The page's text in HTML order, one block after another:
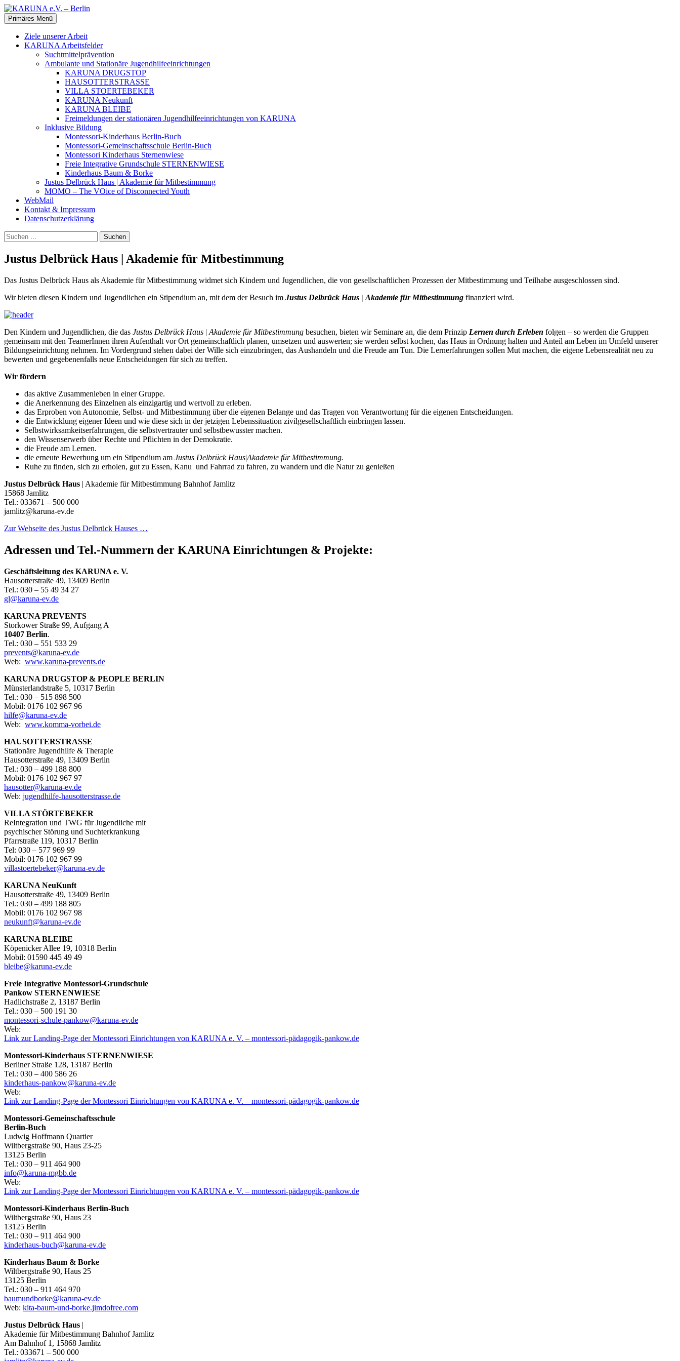
Zum
Inhalt
springen
KARUNA e.V. – Berlin
Suchen
Primäres Menü
Ziele unserer Arbeit
KARUNA Arbeitsfelder
Suchtmittelprävention
Ambulante und Stationäre Jugendhilfeeinrichtungen
KARUNA DRUGSTOP
HAUSOTTERSTRASSE
VILLA STOERTEBEKER
KARUNA Neukunft
KARUNA BLEIBE
Freimeldungen der stationären Jugendhilfeeinrichtungen von KARUNA
Inklusive Bildung
Montessori-Kinderhaus Berlin-Buch
Montessori-Gemeinschaftsschule Berlin-Buch
Montessori Kinderhaus Sternenwiese
Freie Integrative Grundschule STERNENWIESE
Kinderhaus Baum & Borke
Justus Delbrück Haus | Akademie für Mitbestimmung
MOMO – The VOice of Disconnected Youth
WebMail
Kontakt & Impressum
Datenschutzerklärung
Suchen
nach:
Justus Delbrück Haus | Akademie für Mitbestimmung
Das Justus Delbrück Haus als Akademie für Mitbestimmung widmet sich Kindern und Jugendlichen, die von gesellschaftlichen Prozessen der Mitbestimmung und Teilhabe ausgeschlossen sind.
Wir bieten diesen Kindern und Jugendlichen ein Stipendium an, mit dem der Besuch im Justus Delbrück Haus | Akademie für Mitbestimmung finanziert wird.
Den Kindern und Jugendlichen, die das Justus Delbrück Haus | Akademie für Mitbestimmung besuchen, bieten wir Seminare an, die dem Prinzip Lernen durch Erleben folgen – so werden die Gruppen
gemeinsam mit den TeamerInnen ihren Aufenthalt vor Ort gemeinschaftlich planen, umsetzen und auswerten; sie werden selbst kochen, das Haus in Ordnung halten und Anteil am Leben im Umfeld unserer
Bildungseinrichtung nehmen. Im Vordergrund stehen dabei der Wille sich einzubringen, das Aushandeln und die Freude am Tun. Die Lernerfahrungen sollen Mut machen, die eigene Lebensrealität neu zu
bewerten und gegebenenfalls neue Entscheidungen für sich zu treffen.
Wir fördern
das aktive Zusammenleben in einer Gruppe.
die Anerkennung des Einzelnen als einzigartig und wertvoll zu erleben.
das Erproben von Autonomie, Selbst- und Mitbestimmung über die eigenen Belange und das Tragen von Verantwortung für die eigenen Entscheidungen.
die Entwicklung eigener Ideen und wie diese sich in der jetzigen Lebenssituation zivilgesellschaftlich einbringen lassen.
Selbstwirksamkeitserfahrungen, die selbstvertrauter und selbstbewusster machen.
den Wissenserwerb über Rechte und Pflichten in der Demokratie.
die Freude am Lernen.
die erneute Bewerbung um ein Stipendium am Justus Delbrück Haus|Akademie für Mitbestimmung.
Ruhe zu finden, sich zu erholen, gut zu Essen, Kanu und Fahrrad zu fahren, zu wandern und die Natur zu genießen
Justus Delbrück Haus | Akademie für Mitbestimmung Bahnhof Jamlitz
15868 Jamlitz
Tel.: 033671 – 500 000
jamlitz@karuna-ev.de
Zur Webseite des Justus Delbrück Hauses …
Adressen und Tel.-Nummern der KARUNA Einrichtungen & Projekte:
Geschäftsleitung des KARUNA e. V.
Hausotterstraße 49, 13409 Berlin
Tel.: 030 – 55 49 34 27
gl@karuna-ev.de
KARUNA PREVENTS
Storkower Straße 99, Aufgang A
10407 Berlin.
Tel.: 030 – 551 533 29
prevents@karuna-ev.de
Web: www.karuna-prevents.de
KARUNA DRUGSTOP & PEOPLE BERLIN
Münsterlandstraße 5, 10317 Berlin
Tel.: 030 – 515 898 500
Mobil: 0176 102 967 96
hilfe@karuna-ev.de
Web: www.komma-vorbei.de
HAUSOTTERSTRASSE
Stationäre Jugendhilfe & Therapie
Hausotterstraße 49, 13409 Berlin
Tel.: 030 – 499 188 800
Mobil: 0176 102 967 97
hausotter@karuna-ev.de
Web: jugendhilfe-hausotterstrasse.de
VILLA STÖRTEBEKER
ReIntegration und TWG für Jugendliche mit
psychischer Störung und Suchterkrankung
Pfarrstraße 119, 10317 Berlin
Tel: 030 – 577 969 99
Mobil: 0176 102 967 99
villastoertebeker@karuna-ev.de
KARUNA NeuKunft
Hausotterstraße 49, 13409 Berlin
Tel.: 030 – 499 188 805
Mobil: 0176 102 967 98
neukunft@karuna-ev.de
KARUNA BLEIBE
Köpenicker Allee 19, 10318 Berlin
Mobil: 01590 445 49 49
bleibe@karuna-ev.de
Freie Integrative Montessori-Grundschule
Pankow STERNENWIESE
Hadlichstraße 2, 13187 Berlin
Tel.: 030 – 500 191 30
montessori-schule-pankow@karuna-ev.de
Web:
Link zur Landing-Page der Montessori Einrichtungen von KARUNA e. V. – montessori-pädagogik-pankow.de
Montessori-Kinderhaus STERNENWIESE
Berliner Straße 128, 13187 Berlin
Tel.: 030 – 400 586 26
kinderhaus-pankow@karuna-ev.de
Web:
Link zur Landing-Page der Montessori Einrichtungen von KARUNA e. V. – montessori-pädagogik-pankow.de
Montessori-Gemeinschaftsschule
Berlin-Buch
Ludwig Hoffmann Quartier
Wiltbergstraße 90, Haus 23-25
13125 Berlin
Tel.: 030 – 911 464 900
info@karuna-mgbb.de
Web:
Link zur Landing-Page der Montessori Einrichtungen von KARUNA e. V. – montessori-pädagogik-pankow.de
Montessori-Kinderhaus Berlin-Buch
Wiltbergstraße 90, Haus 23
13125 Berlin
Tel.: 030 – 911 464 900
kinderhaus-buch@karuna-ev.de
Kinderhaus Baum & Borke
Wiltbergstraße 90, Haus 25
13125 Berlin
Tel.: 030 – 911 464 970
baumundborke@karuna-ev.de
Web: kita-baum-und-borke.jimdofree.com
Justus Delbrück Haus |
Akademie für Mitbestimmung Bahnhof Jamlitz
Am Bahnhof 1, 15868 Jamlitz
Tel.: 033671 – 500 000